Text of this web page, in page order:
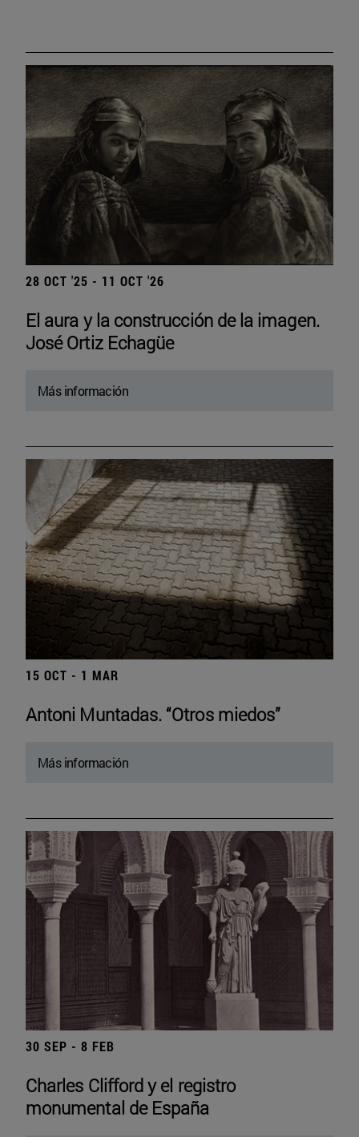
28 OCT '25 - 11 OCT '26
El aura y la construcción de la imagen.
José Ortiz Echagüe
Más información
15 OCT - 1 MAR
Antoni Muntadas. “Otros miedos”
Más información
30 SEP - 8 FEB
Charles Clifford y el registro
monumental de España